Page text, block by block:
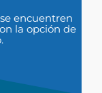
encuentren
la opción de